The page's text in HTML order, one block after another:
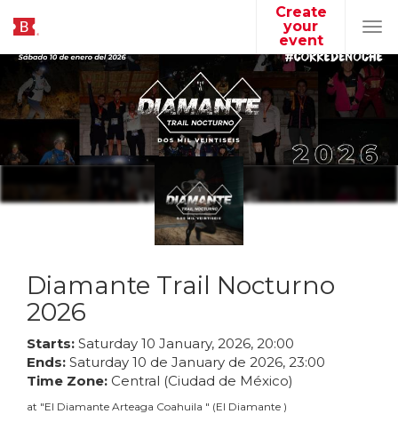
Create
your
event
Diamante Trail Nocturno
2026
Starts: Saturday 10 January, 2026, 20:00
Ends: Saturday 10 de January de 2026, 23:00
Time Zone: Central (Ciudad de México)
at "El Diamante Arteaga Coahuila " (El Diamante )